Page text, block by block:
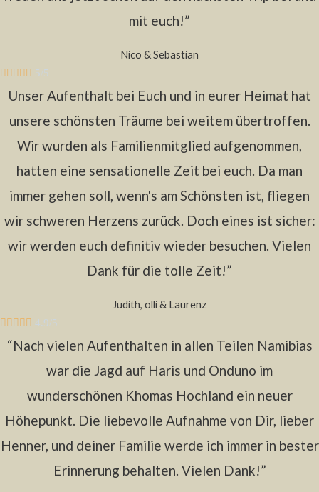
mit euch!”
Nico & Sebastian
 5/5
Unser Aufenthalt bei Euch und in eurer Heimat hat
unsere schönsten Träume bei weitem übertroffen.
Wir wurden als Familienmitglied aufgenommen,
hatten eine sensationelle Zeit bei euch. Da man
immer gehen soll, wenn's am Schönsten ist, fliegen
wir schweren Herzens zurück. Doch eines ist sicher:
wir werden euch definitiv wieder besuchen. Vielen
Dank für die tolle Zeit!”
Judith, olli & Laurenz
 4.9/5
“Nach vielen Aufenthalten in allen Teilen Namibias
war die Jagd auf Haris und Onduno im
wunderschönen Khomas Hochland ein neuer
Höhepunkt. Die liebevolle Aufnahme von Dir, lieber
Henner, und deiner Familie werde ich immer in bester
Erinnerung behalten. Vielen Dank!”